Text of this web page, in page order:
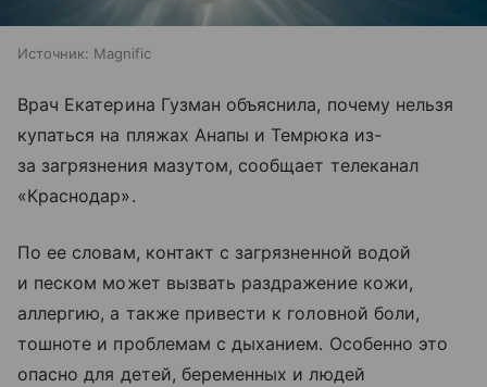
Источник: Magnific
Врач Екатерина Гузман объяснила, почему нельзя
купаться на пляжах Анапы и Темрюка из-
за загрязнения мазутом, сообщает телеканал
«Краснодар».
По ее словам, контакт с загрязненной водой
и песком может вызвать раздражение кожи,
аллергию, а также привести к головной боли,
тошноте и проблемам с дыханием. Особенно это
опасно для детей, беременных и людей